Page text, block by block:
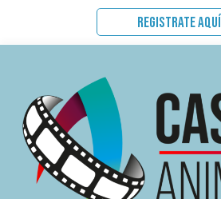
REGISTRATE AQUÍ